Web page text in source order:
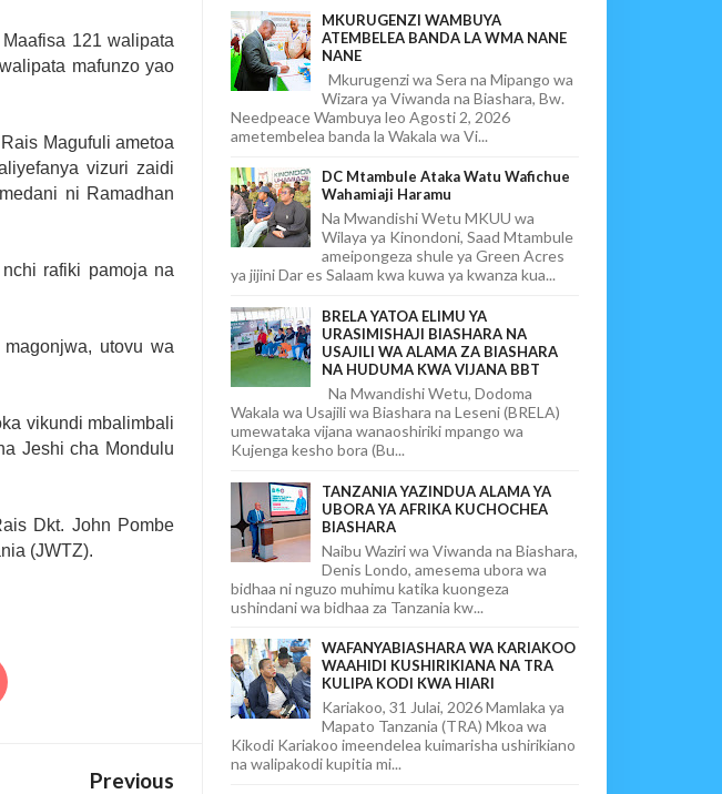
121 walipata
mafunzo yao
Magufuli ametoa
vizuri zaidi
ni Ramadhan
rafiki pamoja na
utovu wa
vikundi mbalimbali
Jeshi cha Mondulu
Dkt. John Pombe
(JWTZ).
Previous
MKURUGENZI WAMBUYA
ATEMBELEA BANDA LA WMA NANE
NANE
Mkurugenzi wa Sera na Mipango wa
Wizara ya Viwanda na Biashara, Bw.
Needpeace Wambuya leo Agosti 2, 2026
ametembelea banda la Wakala wa Vi...
DC Mtambule Ataka Watu Wafichue
Wahamiaji Haramu
Na Mwandishi Wetu MKUU wa
Wilaya ya Kinondoni, Saad Mtambule
ameipongeza shule ya Green Acres
ya jijini Dar es Salaam kwa kuwa ya kwanza kua...
BRELA YATOA ELIMU YA
URASIMISHAJI BIASHARA NA
USAJILI WA ALAMA ZA BIASHARA
NA HUDUMA KWA VIJANA BBT
Na Mwandishi Wetu, Dodoma
Wakala wa Usajili wa Biashara na Leseni (BRELA)
umewataka vijana wanaoshiriki mpango wa
Kujenga kesho bora (Bu...
TANZANIA YAZINDUA ALAMA YA
UBORA YA AFRIKA KUCHOCHEA
BIASHARA
Naibu Waziri wa Viwanda na Biashara,
Denis Londo, amesema ubora wa
bidhaa ni nguzo muhimu katika kuongeza
ushindani wa bidhaa za Tanzania kw...
WAFANYABIASHARA WA KARIAKOO
WAAHIDI KUSHIRIKIANA NA TRA
KULIPA KODI KWA HIARI
Kariakoo, 31 Julai, 2026 Mamlaka ya
Mapato Tanzania (TRA) Mkoa wa
Kikodi Kariakoo imeendelea kuimarisha ushirikiano
na walipakodi kupitia mi...